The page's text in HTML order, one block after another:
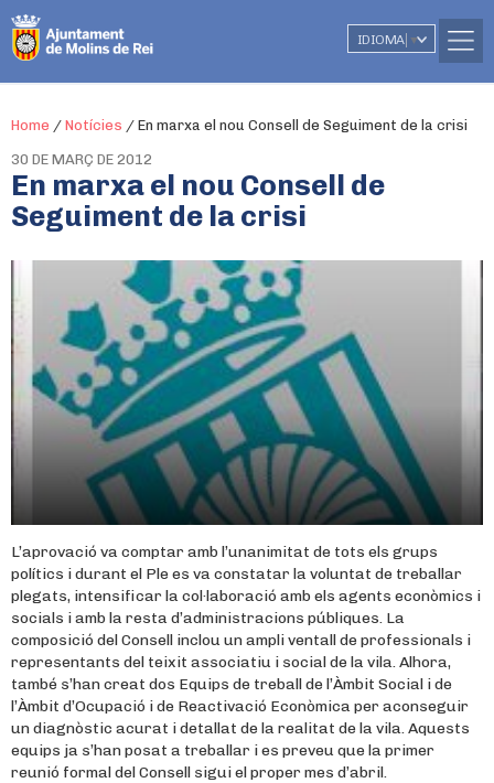
IDIOMA ▼
Home / Notícies / En marxa el nou Consell de Seguiment de la crisi
30 DE MARÇ DE 2012
En marxa el nou Consell de
Seguiment de la crisi
L’aprovació va comptar amb l’unanimitat de tots els grups
polítics i durant el Ple es va constatar la voluntat de treballar
plegats, intensificar la col·laboració amb els agents econòmics i
socials i amb la resta d’administracions públiques. La
composició del Consell inclou un ampli ventall de professionals i
representants del teixit associatiu i social de la vila. Alhora,
també s’han creat dos Equips de treball de l’Àmbit Social i de
l’Àmbit d’Ocupació i de Reactivació Econòmica per aconseguir
un diagnòstic acurat i detallat de la realitat de la vila. Aquests
equips ja s’han posat a treballar i es preveu que la primer
reunió formal del Consell sigui el proper mes d’abril.